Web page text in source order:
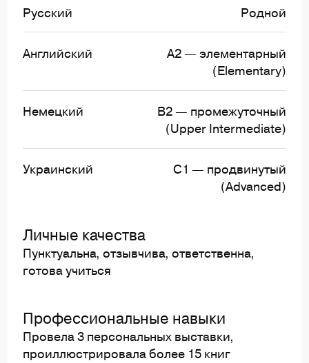
Русский Родной
Английский
А2 — элементарный
(Elementary)
Немецкий
B2 — промежуточный
(Upper Intermediate)
Украинский
C1 — продвинутый
(Advanced)
Личные качества
Пунктуальна, отзывчива, ответственна,
готова учиться
Профессиональные навыки
Провела 3 персональных выставки,
проиллюстрировала более 15 книг